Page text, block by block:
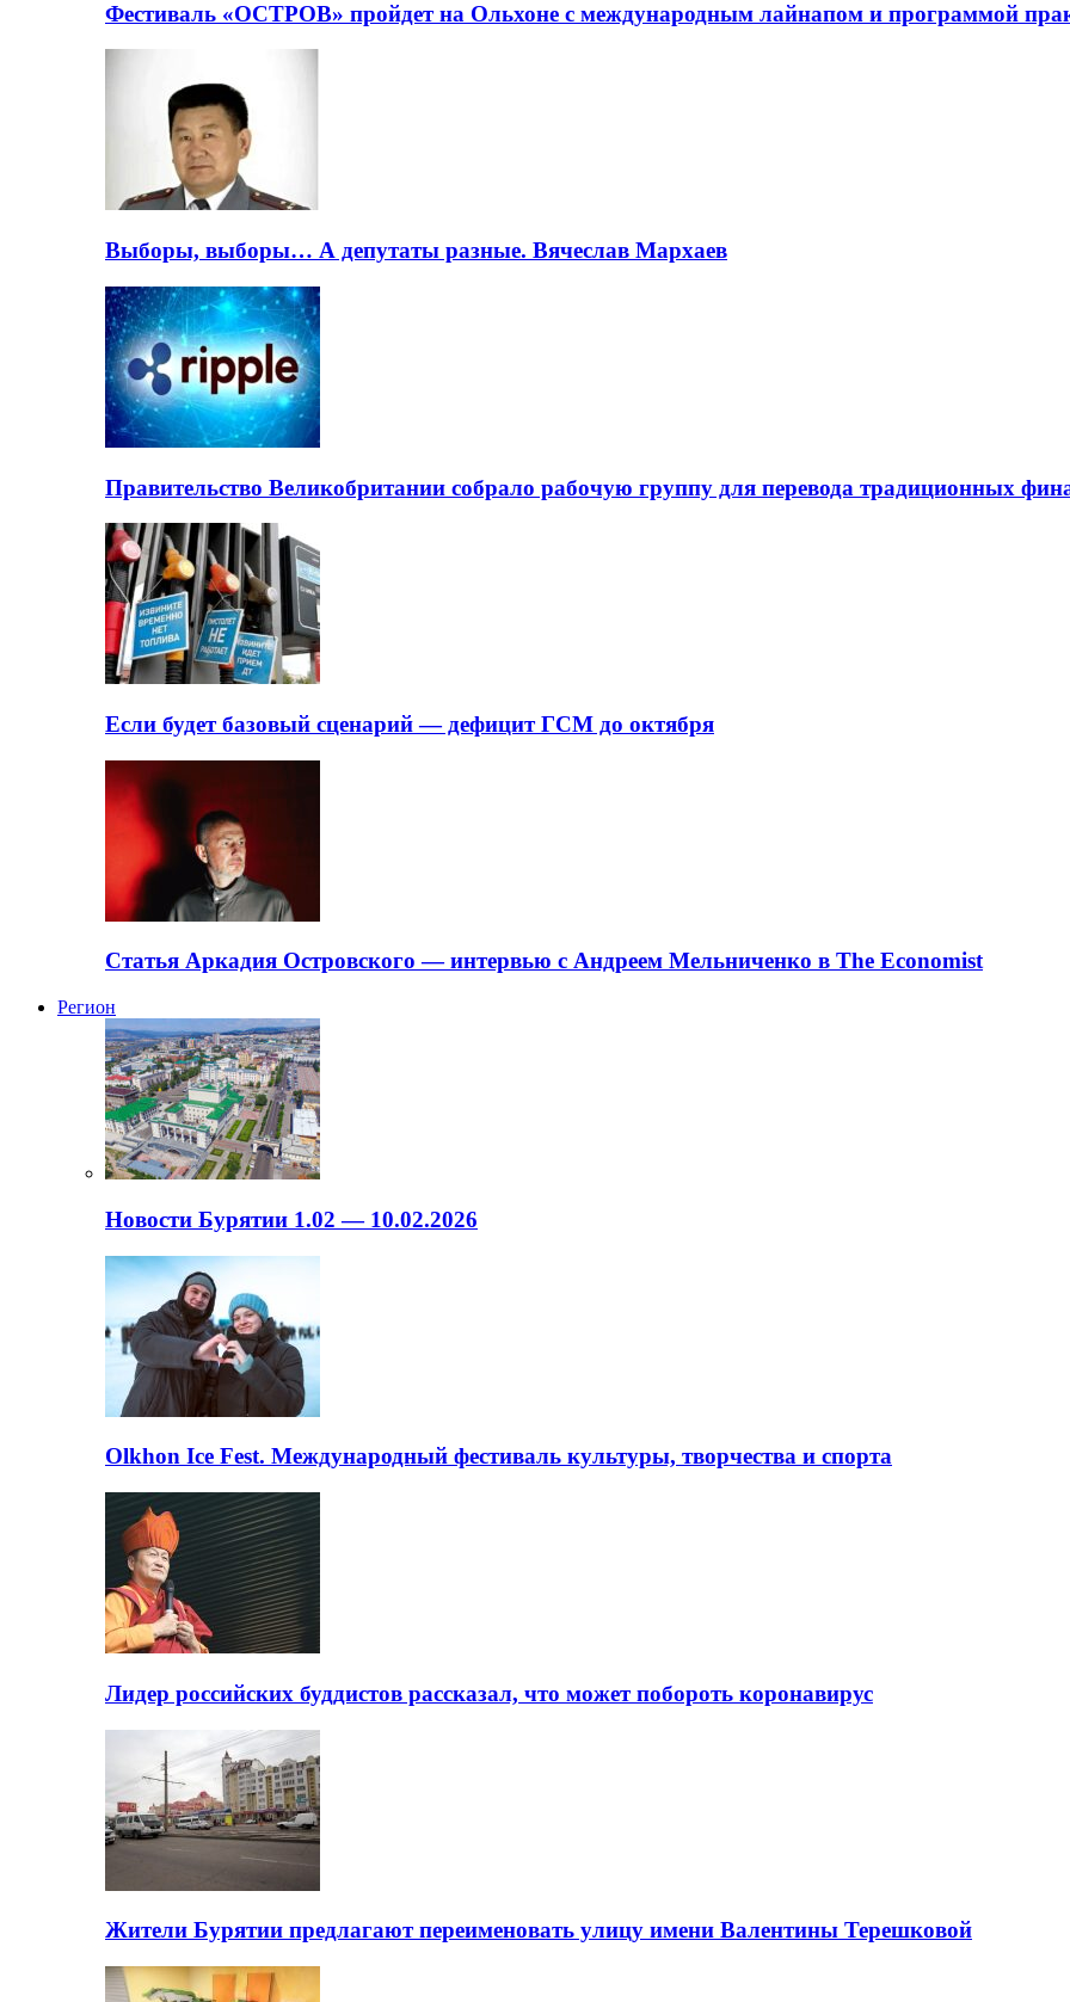
Фестиваль «ОСТРОВ» пройдет на Ольхоне с международным лайнапом и программой
Выборы, выборы… А депутаты разные. Вячеслав Мархаев
Правительство Великобритании собрало рабочую группу для перевода традиционных
Если будет базовый сценарий — дефицит ГСМ до октября
Статья Аркадия Островского — интервью с Андреем Мельниченко в The Economist
Регион
Новости Бурятии 1.02 — 10.02.2026
Olkhon Ice Fest. Международный фестиваль культуры, творчества и спорта
Лидер российских буддистов рассказал, что может побороть коронавирус
Жители Бурятии предлагают переименовать улицу имени Валентины Терешковой